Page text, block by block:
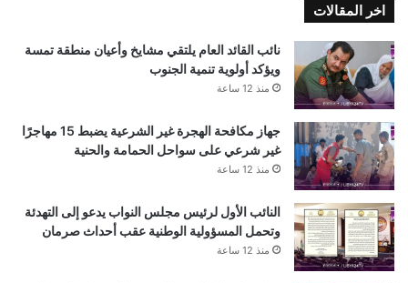
اخر المقالات
نائب القائد العام يلتقي مشايخ وأعيان منطقة تمسة
ويؤكد أولوية تنمية الجنوب
منذ 12 ساعة
جهاز مكافحة الهجرة غير الشرعية يضبط 15 مهاجرًا
غير شرعي على سواحل الحمامة والحنية
منذ 12 ساعة
النائب الأول لرئيس مجلس النواب يدعو إلى التهدئة
وتحمل المسؤولية الوطنية عقب أحداث صرمان
منذ 12 ساعة